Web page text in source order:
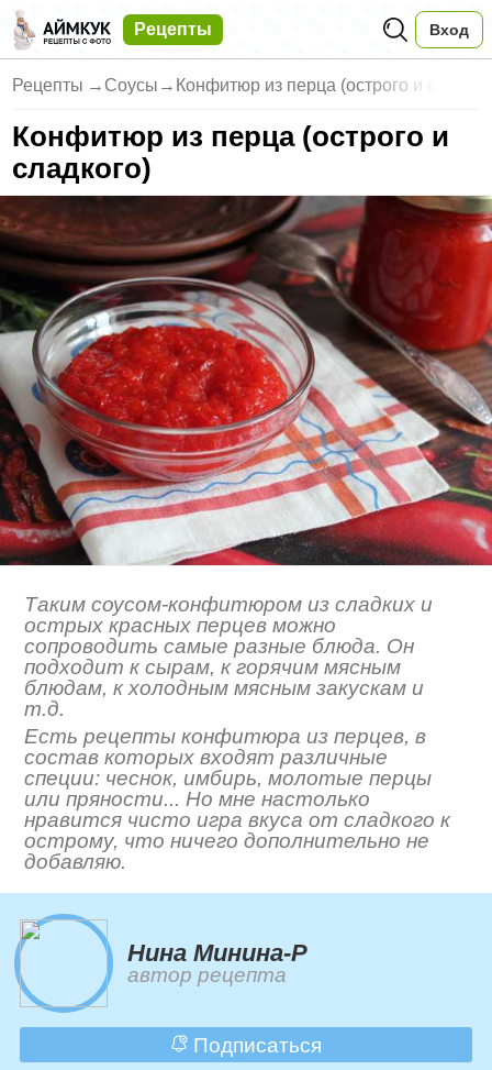
Рецепты Вход
Рецепты → Соусы → Конфитюр из перца (острого и с
Конфитюр из перца (острого и
сладкого)
Таким соусом-конфитюром из сладких и
острых красных перцев можно
сопроводить самые разные блюда. Он
подходит к сырам, к горячим мясным
блюдам, к холодным мясным закускам и
т.д.
Есть рецепты конфитюра из перцев, в
состав которых входят различные
специи: чеснок, имбирь, молотые перцы
или пряности... Но мне настолько
нравится чисто игра вкуса от сладкого к
острому, что ничего дополнительно не
добавляю.
Нина Минина-Р
автор рецепта
Подписаться